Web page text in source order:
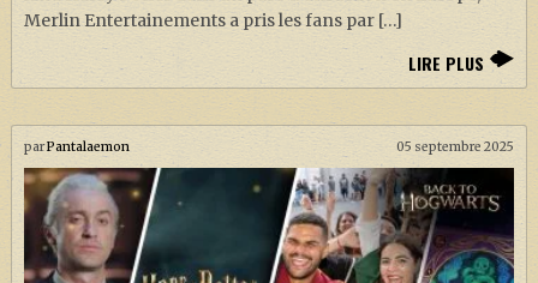
Merlin Entertainements a pris les fans par […]
LIRE PLUS
parPantalaemon 05 septembre 2025